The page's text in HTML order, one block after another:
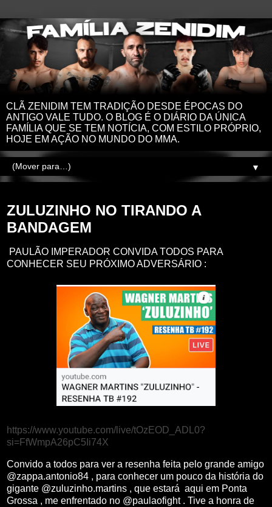
CLÃ ZENIDIM TEM TRADIÇÃO DESDE ÉPOCAS DO
ANTIGO VALE TUDO. O BLOG É O DIÁRIO DA ÚNICA
FAMÍLIA QUE SE TEM NOTÍCIA, COM ESTILO PRÓPRIO,
HOJE EM AÇÃO NO MUNDO DO MMA.
▼
ZULUZINHO NO TIRANDO A
BANDAGEM
PAULÃO IMPERADOR CONVIDA TODOS PARA
CONHECER SEU PRÓXIMO ADVERSÁRIO :
https://www.youtube.com/live/tOzEOD_ADL0?
si=FfWmpA26pC5Ii74X
Convido a todos para ver a resenha feita pelo grande amigo
@zappa.antonio84 , para conhecer um pouco da história do
gigante @zuluzinho.martins , que estará aqui em Ponta
Grossa , me enfrentado no @paulaofight . Tive a honra de